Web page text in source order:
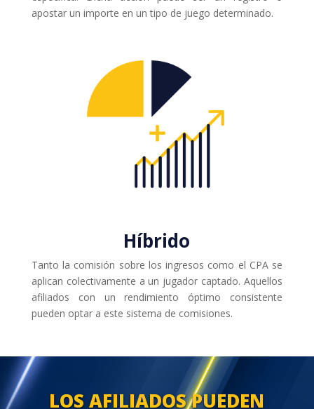
apostar un importe en un tipo de juego determinado.
Híbrido
Tanto la comisión sobre los ingresos como el CPA se
aplican colectivamente a un jugador captado. Aquellos
afiliados con un rendimiento óptimo consistente
pueden optar a este sistema de comisiones.
LOS AFILIADOS PUEDEN